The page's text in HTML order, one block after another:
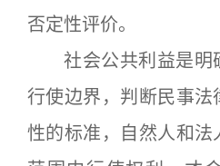
否定性评价。
社会公共利益是明
行使边界，判断民事
性的标准，自然人和